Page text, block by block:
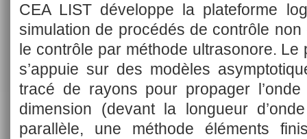
CEA LIST développe la plateforme
simulation de procédés de contrôle
le contrôle par méthode ultrasonore.
s’appuie sur des modèles
tracé de rayons pour propager
dimension (devant la longueur
parallèle, une méthode éléments